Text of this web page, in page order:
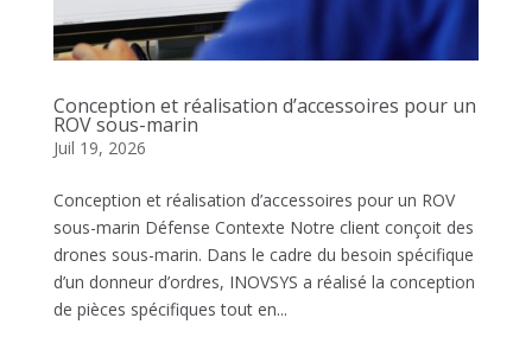
Conception et réalisation d’accessoires pour un
ROV sous-marin
Juil 19, 2026
Conception et réalisation d’accessoires pour un ROV
sous-marin Défense Contexte Notre client conçoit des
drones sous-marin. Dans le cadre du besoin spécifique
d’un donneur d’ordres, INOVSYS a réalisé la conception
de pièces spécifiques tout en...